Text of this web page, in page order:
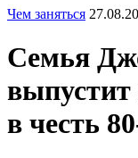
Чем заняться
Семья
в честь